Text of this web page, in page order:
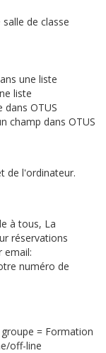
de classe
une liste
liste
dans OTUS
champ dans OTUS
de l'ordinateur.
à tous, La
réservations
email:
numéro de
= Formation
off-line